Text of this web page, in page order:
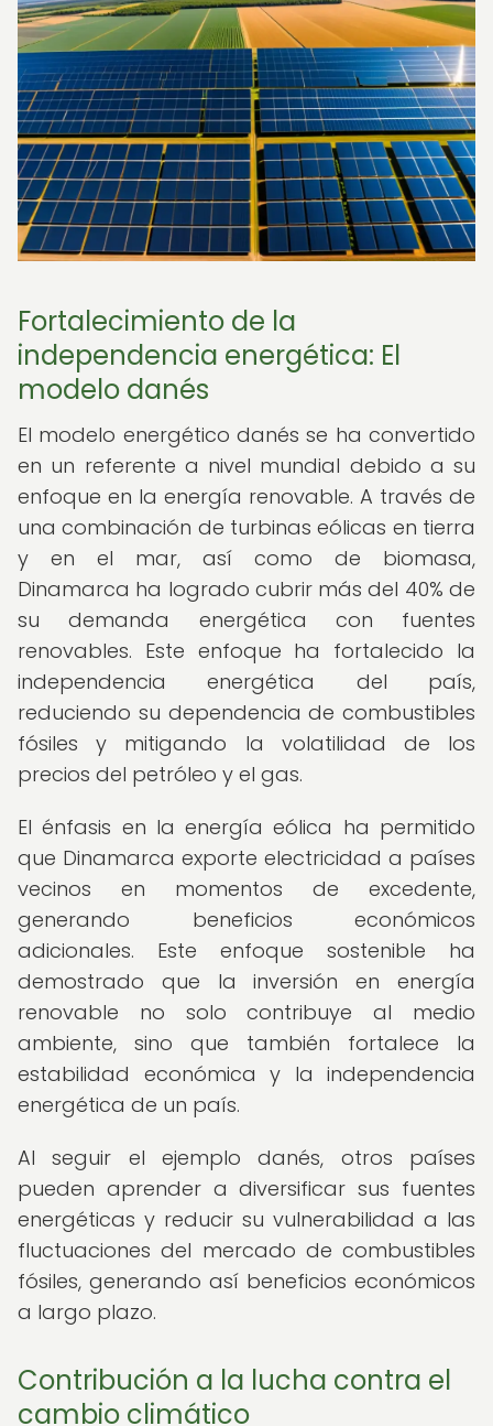
Fortalecimiento de la
independencia energética: El
modelo danés
El modelo energético danés se ha convertido
en un referente a nivel mundial debido a su
enfoque en la energía renovable. A través de
una combinación de turbinas eólicas en tierra
y en el mar, así como de biomasa,
Dinamarca ha logrado cubrir más del 40% de
su demanda energética con fuentes
renovables. Este enfoque ha fortalecido la
independencia energética del país,
reduciendo su dependencia de combustibles
fósiles y mitigando la volatilidad de los
precios del petróleo y el gas.
El énfasis en la energía eólica ha permitido
que Dinamarca exporte electricidad a países
vecinos en momentos de excedente,
generando beneficios económicos
adicionales. Este enfoque sostenible ha
demostrado que la inversión en energía
renovable no solo contribuye al medio
ambiente, sino que también fortalece la
estabilidad económica y la independencia
energética de un país.
Al seguir el ejemplo danés, otros países
pueden aprender a diversificar sus fuentes
energéticas y reducir su vulnerabilidad a las
fluctuaciones del mercado de combustibles
fósiles, generando así beneficios económicos
a largo plazo.
Contribución a la lucha contra el
cambio climático